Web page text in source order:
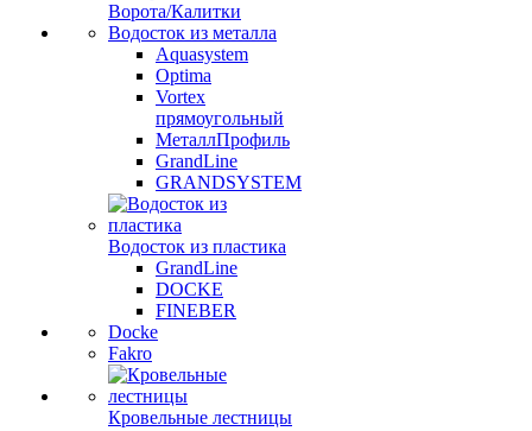
Ворота/Калитки
Водосток из металла
Aquasystem
Optima
Vortex
прямоугольный
МеталлПрофиль
GrandLine
GRANDSYSTEM
Водосток из пластика
GrandLine
DOCKE
FINEBER
Docke
Fakro
Кровельные лестницы